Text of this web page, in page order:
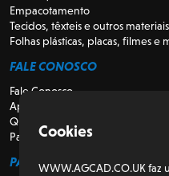
Empacotamento
Tecidos, têxteis e outros materiais
Folhas plásticas, placas, filmes e
FALE CONOSCO
Fale Conosco
Apoio
Quem somos
Para Revendedores
PARA CLIENTES
Cookies
WWW.AGCAD.CO.UK faz